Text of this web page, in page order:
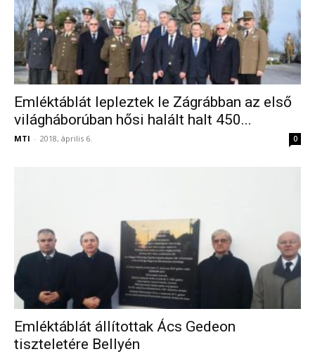
Emléktáblát lepleztek le Zágrábban az első
világháborúban hősi halált halt 450...
MTI - 2018, április 6. 0
Emléktáblát állítottak Ács Gedeon
tiszteletére Bellyén